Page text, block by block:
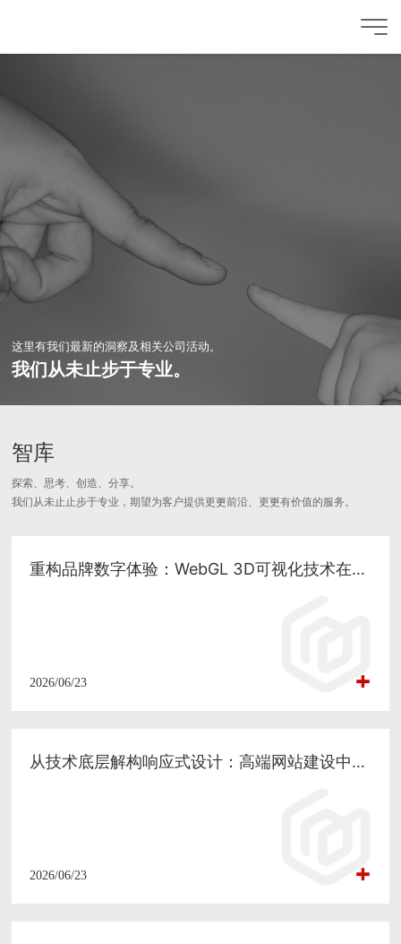
这里有我们最新的洞察及相关公司活动。
我们从未止步于专业。
智库
探索、思考、创造、分享。
我们从未⽌止步于专业，期望为客户提供更更前沿、更更有价值的服务。
重构品牌数字体验：WebGL 3D可视化技术在高端网站建设中的深度应用
2026/06/23
从技术底层解构响应式设计：高端网站建设中的性能与体验协同
2026/06/23